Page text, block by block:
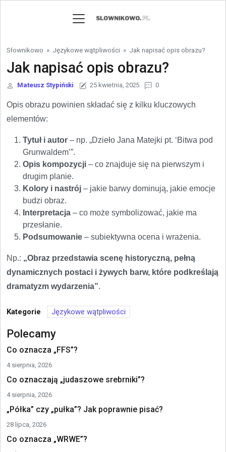
Słownikowo » Językowe wątpliwości » Jak napisać opis obrazu?
Jak napisać opis obrazu?
Mateusz Stypiński 25 kwietnia, 2025 0
Opis obrazu powinien składać się z kilku kluczowych
elementów:
Tytuł i autor – np. „Dzieło Jana Matejki pt. ‘Bitwa pod
Grunwaldem’”.
Opis kompozycji – co znajduje się na pierwszym i
drugim planie.
Kolory i nastrój – jakie barwy dominują, jakie emocje
budzi obraz.
Interpretacja – co może symbolizować, jakie ma
przesłanie.
Podsumowanie – subiektywna ocena i wrażenia.
Np.: „Obraz przedstawia scenę historyczną, pełną
dynamicznych postaci i żywych barw, które podkreślają
dramatyzm wydarzenia”.
Kategorie Językowe wątpliwości
Polecamy
Co oznacza „FFS”?
4 sierpnia, 2026
Co oznaczają „judaszowe srebrniki”?
4 sierpnia, 2026
„Półka” czy „pułka”? Jak poprawnie pisać?
28 lipca, 2026
Co oznacza „WRWE”?